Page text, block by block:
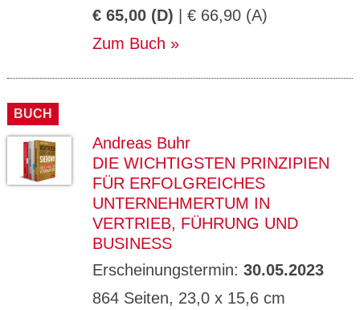
€ 65,00 (D) | € 66,90 (A)
Zum Buch
BUCH
Andreas Buhr
DIE WICHTIGSTEN PRINZIPIEN
FÜR ERFOLGREICHES
UNTERNEHMERTUM IN
VERTRIEB, FÜHRUNG UND
BUSINESS
Erscheinungstermin: 30.05.2023
864 Seiten, 23,0 x 15,6 cm